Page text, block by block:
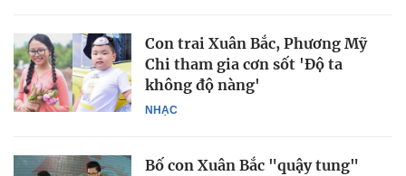
NHẠC
Con trai Xuân Bắc, Phương Mỹ
Chi tham gia cơn sốt 'Độ ta
không độ nàng'
Bố con Xuân Bắc "quậy tung"